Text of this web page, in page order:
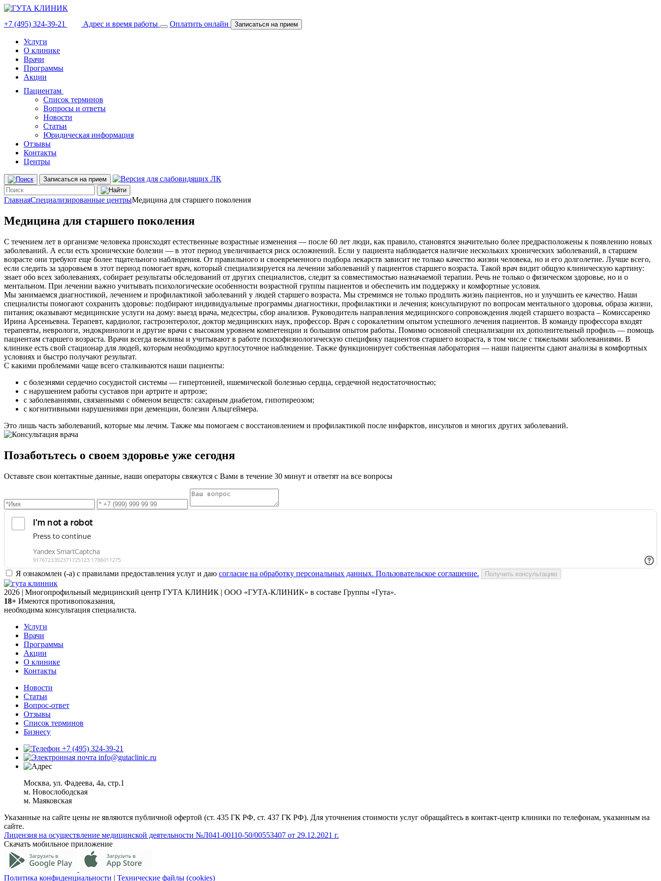
+7 (495) 324-39-21 Адрес и время работы Оплатить онлайн Записаться на прием
Услуги
О клинике
Врачи
Программы
Акции
Пациентам
Список терминов
Вопросы и ответы
Новости
Статьи
Юридическая информация
Отзывы
Контакты
Центры
Записаться на прием ЛК
ГлавнаяСпециализированные центрыМедицина для старшего поколения
Медицина для старшего поколения
С течением лет в организме человека происходят естественные возрастные изменения — после 60 лет люди, как правило, становятся значительно более предрасположены к появлению новых
заболеваний. А если есть хронические болезни — в этот период увеличивается риск осложнений. Если у пациента наблюдается наличие нескольких хронических заболеваний, в старшем
возрасте они требуют еще более тщательного наблюдения. От правильного и своевременного подбора лекарств зависит не только качество жизни человека, но и его долголетие. Лучше всего,
если следить за здоровьем в этот период помогает врач, который специализируется на лечении заболеваний у пациентов старшего возраста. Такой врач видит общую клиническую картину:
знает обо всех заболеваниях, собирает результаты обследований от других специалистов, следит за совместимостью назначаемой терапии. Речь не только о физическом здоровье, но и о
ментальном. При лечении важно учитывать психологические особенности возрастной группы пациентов и обеспечить им поддержку и комфортные условия.
Мы занимаемся диагностикой, лечением и профилактикой заболеваний у людей старшего возраста. Мы стремимся не только продлить жизнь пациентов, но и улучшить ее качество. Наши
специалисты помогают сохранить здоровье: подбирают индивидуальные программы диагностики, профилактики и лечения; консультируют по вопросам ментального здоровья, образа жизни,
питания; оказывают медицинские услуги на дому: выезд врача, медсестры, сбор анализов. Руководитель направления медицинского сопровождения людей старшего возраста – Комиссаренко
Ирина Арсеньевна. Терапевт, кардиолог, гастроэнтеролог, доктор медицинских наук, профессор. Врач с сорокалетним опытом успешного лечения пациентов. В команду профессора входят
терапевты, неврологи, эндокринологи и другие врачи с высоким уровнем компетенции и большим опытом работы. Помимо основной специализации их дополнительный профиль — помощь
пациентам старшего возраста. Врачи всегда вежливы и учитывают в работе психофизиологическую специфику пациентов старшего возраста, в том числе с тяжелыми заболеваниями. В
клинике есть свой стационар для людей, которым необходимо круглосуточное наблюдение. Также функционирует собственная лаборатория — наши пациенты сдают анализы в комфортных
условиях и быстро получают результат.
С какими проблемами чаще всего сталкиваются наши пациенты:
с болезнями сердечно сосудистой системы — гипертонией, ишемической болезнью сердца, сердечной недостаточностью;
с нарушением работы суставов при артрите и артрозе;
с заболеваниями, связанными с обменом веществ: сахарным диабетом, гипотиреозом;
с когнитивными нарушениями при деменции, болезни Альцгеймера.
Это лишь часть заболеваний, которые мы лечим. Также мы помогаем с восстановлением и профилактикой после инфарктов, инсультов и многих других заболеваний.
Позаботьтесь о своем здоровье уже сегодня
Оставьте свои контактные данные, наши операторы свяжутся с Вами в течение 30 минут и ответят на все вопросы
Я ознакомлен (-а) с правилами предоставления услуг и даю согласие на обработку персональных данных. Пользовательское соглашение. Получить консультацию
2026 | Многопрофильный медицинский центр ГУТА КЛИНИК | ООО «ГУТА-КЛИНИК» в составе Группы «Гута».
18+ Имеются противопоказания,
необходима консультация специалиста.
Услуги
Врачи
Программы
Акции
О клинике
Контакты
Новости
Статьи
Вопрос-ответ
Отзывы
Список терминов
Бизнесу
+7 (495) 324-39-21
info@gutaclinic.ru
Москва, ул. Фадеева, 4а, стр.1
м. Новослободская
м. Маяковская
Указанные на сайте цены не являются публичной офертой (ст. 435 ГК РФ, cт. 437 ГК РФ). Для уточнения стоимости услуг обращайтесь в контакт-центр клиники по телефонам, указанным на
сайте.
Лицензия на осуществление медицинской деятельности №Л041-00110-50/00553407 от 29.12.2021 г.
Скачать мобильное приложение
Политика конфиденциальности | Технические файлы (cookies)